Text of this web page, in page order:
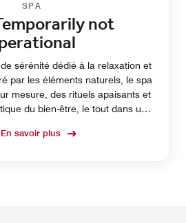
SPA
not
sérénité dédié à la relaxation et
par les éléments naturels, le spa
mesure, des rituels apaisants et
du bien-être, le tout dans un
En savoir plus